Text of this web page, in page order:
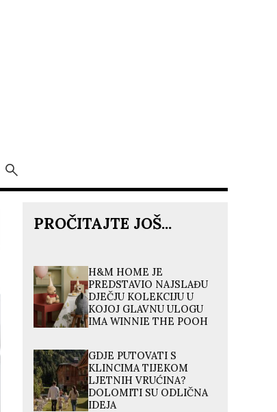
PROČITAJTE JOŠ...
H&M HOME JE
PREDSTAVIO NAJSLAĐU
DJEČJU KOLEKCIJU U
KOJOJ GLAVNU ULOGU
IMA WINNIE THE POOH
GDJE PUTOVATI S
KLINCIMA TIJEKOM
LJETNIH VRUĆINA?
DOLOMITI SU ODLIČNA
IDEJA